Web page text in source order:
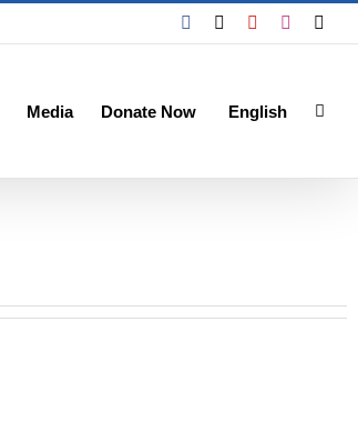
Facebook YouTubeInstagram
Media Donate Now English